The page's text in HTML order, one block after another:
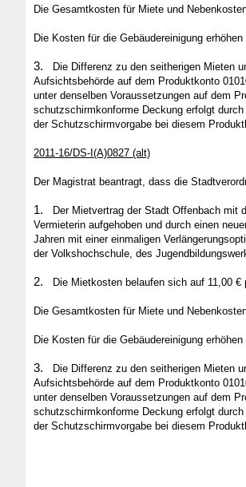
Die Gesamtkosten für Miete und
Die Kosten für die Gebäudereinigung
3.
Die Differenz zu den seitherigen Mieten
Aufsichtsbehörde auf dem Produktkonto
unter denselben Voraussetzungen auf dem
schutzschirmkonforme Deckung erfolgt
der Schutzschirmvorgabe bei diesem
2011-16/DS-I(A)0827 (alt)
Der Magistrat beantragt, dass die
1.
Der Mietvertrag der Stadt Offenbach mit
Vermieterin aufgehoben und durch einen
Jahren mit einer einmaligen
der Volkshochschule, des
2. Die Mietkosten belaufen sich auf 11,00
Die Gesamtkosten für Miete und
Die Kosten für die Gebäudereinigung
3.
Die Differenz zu den seitherigen Mieten
Aufsichtsbehörde auf dem Produktkonto
unter denselben Voraussetzungen auf dem
schutzschirmkonforme Deckung erfolgt
der Schutzschirmvorgabe bei diesem